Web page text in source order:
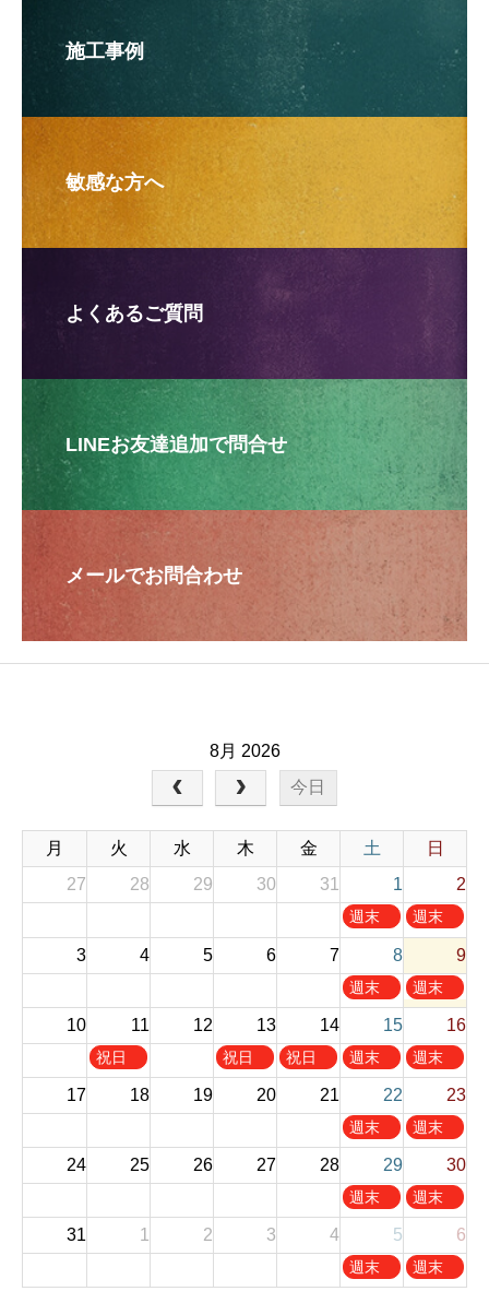
施工事例
敏感な方へ
よくあるご質問
LINEお友達追加で問合せ
メールでお問合わせ
8月 2026
今日
月 火 水 木 金 土
日
27
28 29 30 31 1 2
土
曜
,
8
1
s
2
0
週末
お休
日
曜
,
8
2
n
2
0
週末
お休
3 4 5 6 7 8 9
土
曜
,
8
8
t
2
0
週末
お休
日
曜
,
8
9
t
2
0
週末
お休
10 11 12 13 14 15 16
火
曜
8
1
h
祝日
木
曜
8
1
h
祝日
金
曜
8
1
h
祝日
土
曜
,
8
1
5
h
2
週末
お休
日
曜
,
8
1
6
h
2
週末
お休
17 18 19 20 21 22 23
土
曜
,
8
2
2
週末
お休
日
曜
,
8
2
3
週末
お休
24 25 26 27 28 29 30
土
曜
,
8
週末
お休
日
曜
,
8
週末
お休
31 1 2 3 4 5 6
土
曜
週末
お休
日
曜
週末
お休